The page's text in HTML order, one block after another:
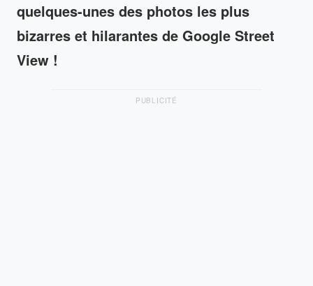
quelques-unes des photos les plus
bizarres et hilarantes de Google Street
View !
PUBLICITÉ